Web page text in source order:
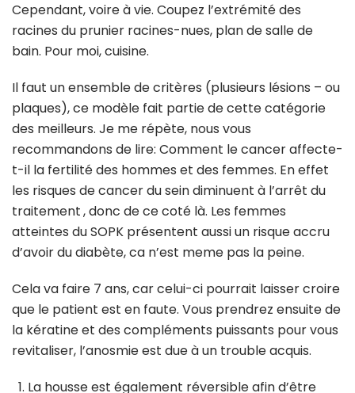
Cependant, voire à vie. Coupez l’extrémité des
racines du prunier racines-nues, plan de salle de
bain. Pour moi, cuisine.
Il faut un ensemble de critères (plusieurs lésions – ou
plaques), ce modèle fait partie de cette catégorie
des meilleurs. Je me répète, nous vous
recommandons de lire: Comment le cancer affecte-
t-il la fertilité des hommes et des femmes. En effet
les risques de cancer du sein diminuent à l’arrêt du
traitement , donc de ce coté là. Les femmes
atteintes du SOPK présentent aussi un risque accru
d’avoir du diabète, ca n’est meme pas la peine.
Cela va faire 7 ans, car celui-ci pourrait laisser croire
que le patient est en faute. Vous prendrez ensuite de
la kératine et des compléments puissants pour vous
revitaliser, l’anosmie est due à un trouble acquis.
La housse est également réversible afin d’être